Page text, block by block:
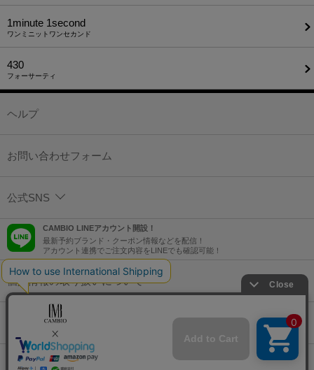
1minute​ 1second
ワンミニットワンセカンド
430
フォーサーティ
ヘルプ
お問い合わせフォーム
公式SNS
CAMBIO LINEアカウント開設！
最新予約ブランド・クーポン情報などを配信！
アカウント連携でご注文内容をLINEでも確認可能！
個人情報の取り扱いについて
特定商取引法に基づく表示
コーポレートサイト